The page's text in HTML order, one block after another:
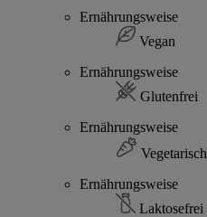
Ernährungsweise
Vegan
Ernährungsweise
Glutenfrei
Ernährungsweise
Vegetarisch
Ernährungsweise
Laktosefrei